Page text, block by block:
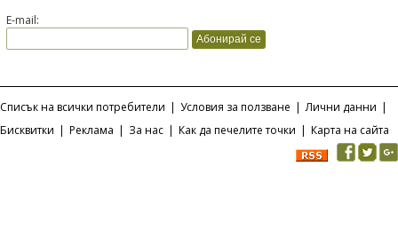
E-mail:
Списък на всички потребители | Условия за ползване | Лични данни |
Бисквитки | Реклама | За нас | Как да печелите точки | Карта на сайта